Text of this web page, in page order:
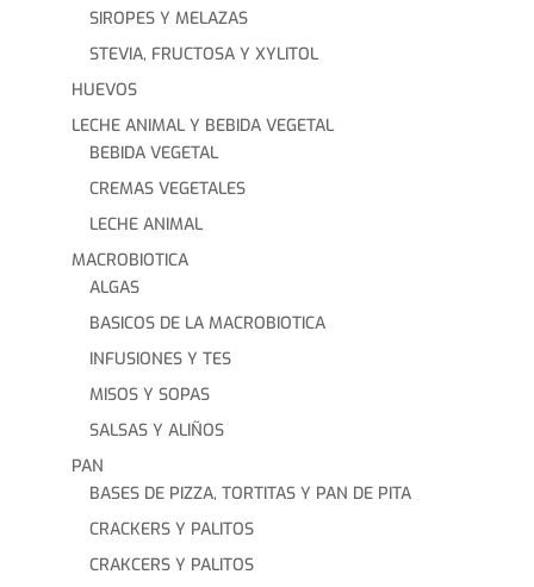
SIROPES Y MELAZAS
STEVIA, FRUCTOSA Y XYLITOL
HUEVOS
LECHE ANIMAL Y BEBIDA VEGETAL
BEBIDA VEGETAL
CREMAS VEGETALES
LECHE ANIMAL
MACROBIOTICA
ALGAS
BASICOS DE LA MACROBIOTICA
INFUSIONES Y TES
MISOS Y SOPAS
SALSAS Y ALIÑOS
PAN
BASES DE PIZZA, TORTITAS Y PAN DE PITA
CRACKERS Y PALITOS
CRAKCERS Y PALITOS